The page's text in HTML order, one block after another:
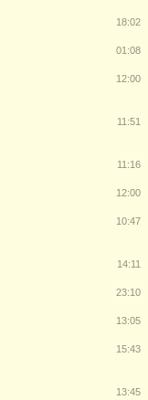
18:02
01:08
12:00
11:51
11:16
12:00
10:47
14:11
23:10
13:05
15:43
13:45